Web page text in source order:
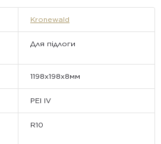
Kronewald
Для підлоги
1198х198x8мм
PEI IV
R10